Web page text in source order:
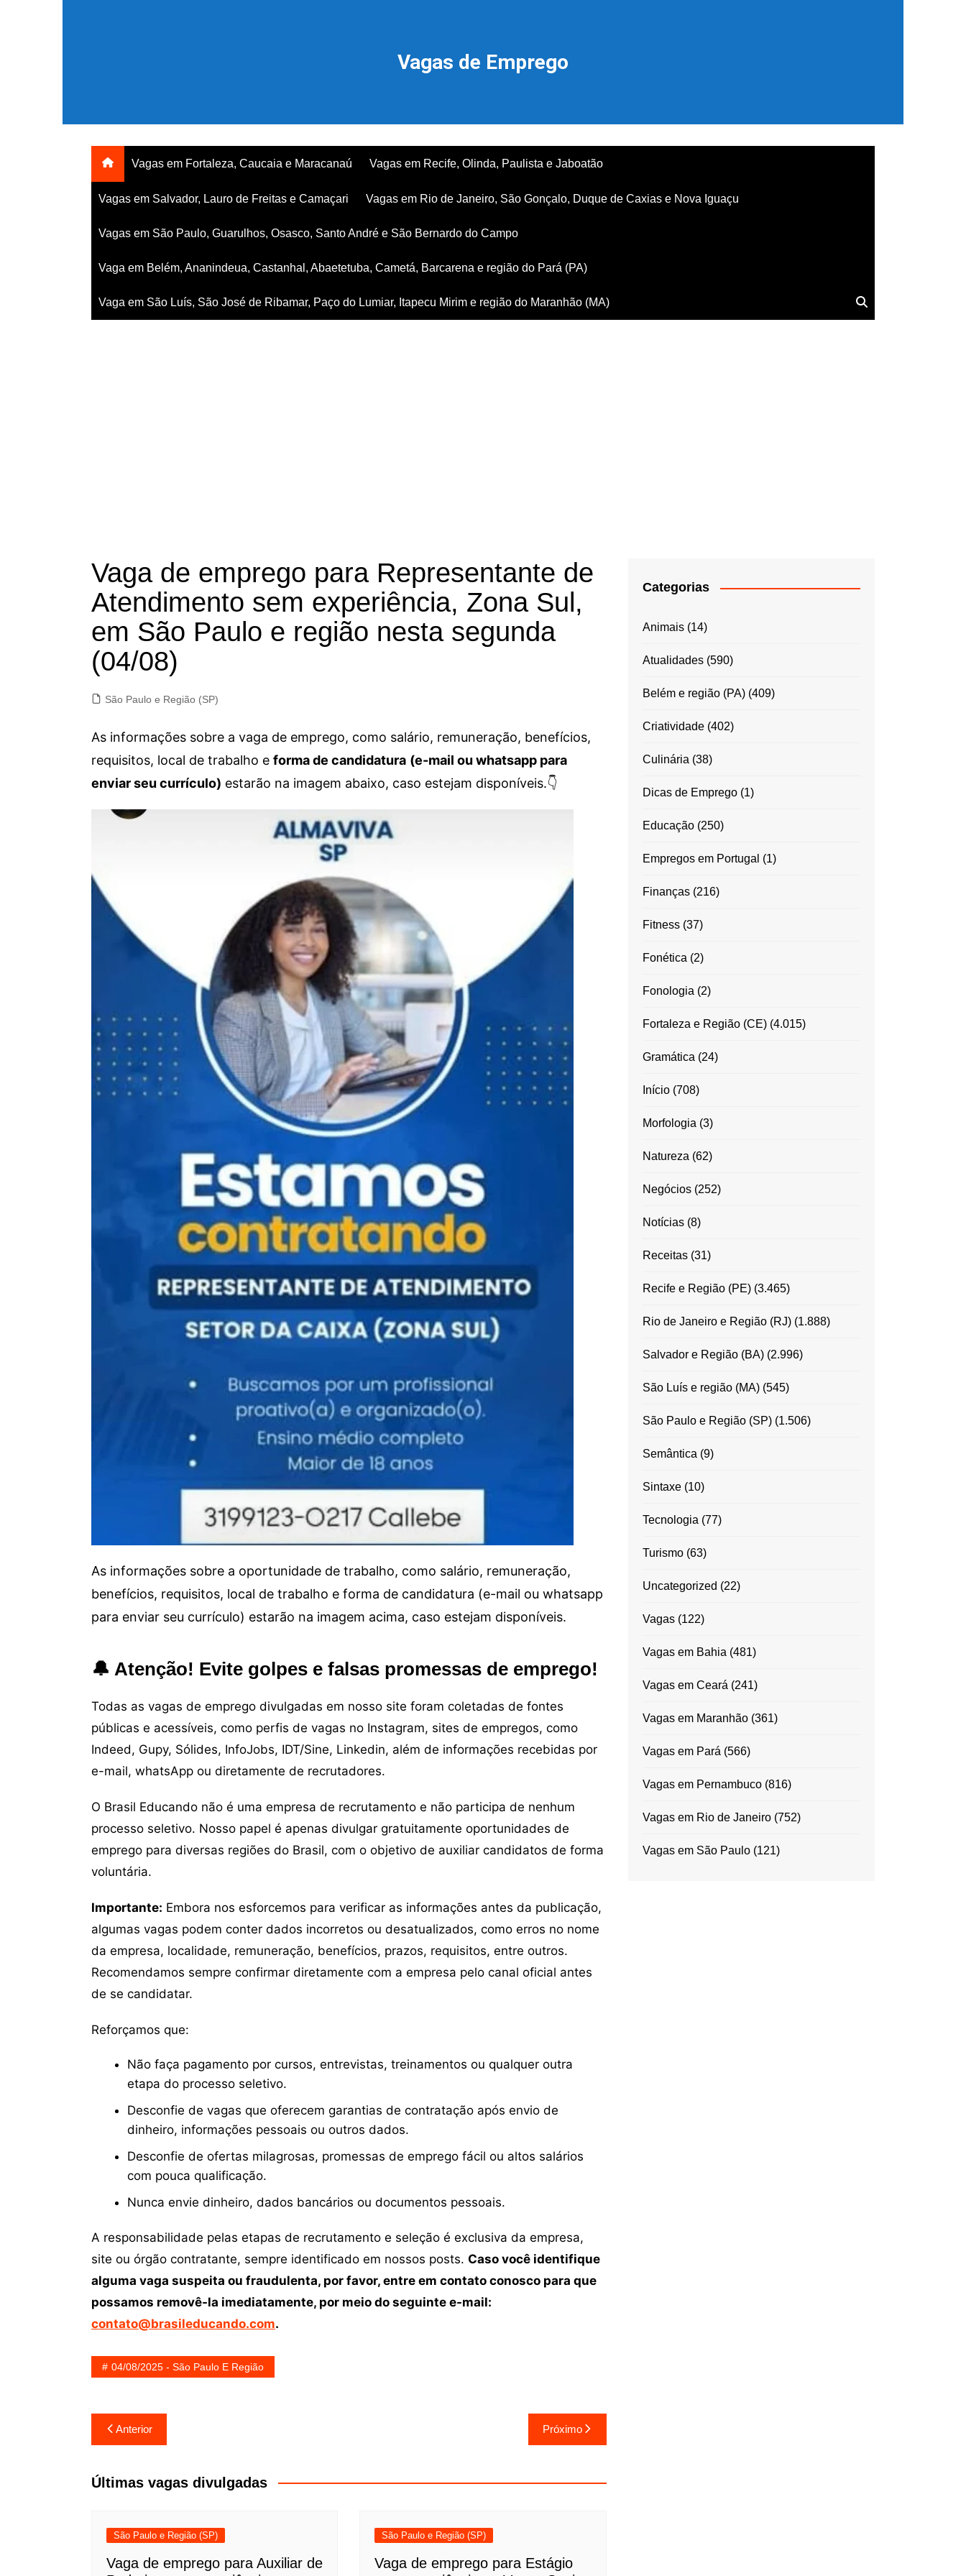
Vagas de Emprego
Vagas em Fortaleza, Caucaia e Maracanaú Vagas em Recife, Olinda, Paulista e Jaboatão
Vagas em Salvador, Lauro de Freitas e Camaçari Vagas em Rio de Janeiro, São Gonçalo, Duque de Caxias e Nova Iguaçu
Vagas em São Paulo, Guarulhos, Osasco, Santo André e São Bernardo do Campo
Vaga em Belém, Ananindeua, Castanhal, Abaetetuba, Cametá, Barcarena e região do Pará (PA)
Vaga em São Luís, São José de Ribamar, Paço do Lumiar, Itapecu Mirim e região do Maranhão (MA)
Vaga de emprego para Representante de
Atendimento sem experiência, Zona Sul,
em São Paulo e região nesta segunda
(04/08)
São Paulo e Região (SP)
As informações sobre a vaga de emprego, como salário, remuneração, benefícios,
requisitos, local de trabalho e forma de candidatura (e-mail ou whatsapp para
enviar seu currículo) estarão na imagem abaixo, caso estejam disponíveis.👇
As informações sobre a oportunidade de trabalho, como salário, remuneração,
benefícios, requisitos, local de trabalho e forma de candidatura (e-mail ou whatsapp
para enviar seu currículo) estarão na imagem acima, caso estejam disponíveis.
🔔 Atenção! Evite golpes e falsas promessas de emprego!
Todas as vagas de emprego divulgadas em nosso site foram coletadas de fontes
públicas e acessíveis, como perfis de vagas no Instagram, sites de empregos, como
Indeed, Gupy, Sólides, InfoJobs, IDT/Sine, Linkedin, além de informações recebidas por
e-mail, whatsApp ou diretamente de recrutadores.
O Brasil Educando não é uma empresa de recrutamento e não participa de nenhum
processo seletivo. Nosso papel é apenas divulgar gratuitamente oportunidades de
emprego para diversas regiões do Brasil, com o objetivo de auxiliar candidatos de forma
voluntária.
Importante: Embora nos esforcemos para verificar as informações antes da publicação,
algumas vagas podem conter dados incorretos ou desatualizados, como erros no nome
da empresa, localidade, remuneração, benefícios, prazos, requisitos, entre outros.
Recomendamos sempre confirmar diretamente com a empresa pelo canal oficial antes
de se candidatar.
Reforçamos que:
Não faça pagamento por cursos, entrevistas, treinamentos ou qualquer outra
etapa do processo seletivo.
Desconfie de vagas que oferecem garantias de contratação após envio de
dinheiro, informações pessoais ou outros dados.
Desconfie de ofertas milagrosas, promessas de emprego fácil ou altos salários
com pouca qualificação.
Nunca envie dinheiro, dados bancários ou documentos pessoais.
A responsabilidade pelas etapas de recrutamento e seleção é exclusiva da empresa,
site ou órgão contratante, sempre identificado em nossos posts. Caso você identifique
alguma vaga suspeita ou fraudulenta, por favor, entre em contato conosco para que
possamos removê-la imediatamente, por meio do seguinte e-mail:
contato@brasileducando.com.
04/08/2025 - São Paulo E Região
Navegação
de
Post
Anterior Próximo
Últimas vagas divulgadas
São Paulo e Região (SP)
Vaga de emprego para Auxiliar de
São Paulo e Região (SP)
Vaga de emprego para Estágio
Categorias
Animais(14)
Atualidades(590)
Belém e região (PA)(409)
Criatividade(402)
Culinária (38)
Dicas de Emprego(1)
Educação(250)
Empregos em Portugal (1)
Finanças(216)
Fitness(37)
Fonética (2)
Fonologia (2)
Fortaleza e Região (CE)(4.015)
Gramática (24)
Início(708)
Morfologia (3)
Natureza (62)
Negócios(252)
Notícias(8)
Receitas(31)
Recife e Região (PE)(3.465)
Rio de Janeiro e Região (RJ)(1.888)
Salvador e Região (BA)(2.996)
São Luís e região (MA)(545)
São Paulo e Região (SP)(1.506)
Semântica (9)
Sintaxe(10)
Tecnologia (77)
Turismo(63)
Uncategorized (22)
Vagas(122)
Vagas em Bahia (481)
Vagas em Ceará (241)
Vagas em Maranhão(361)
Vagas em Pará (566)
Vagas em Pernambuco(816)
Vagas em Rio de Janeiro(752)
Vagas em São Paulo(121)